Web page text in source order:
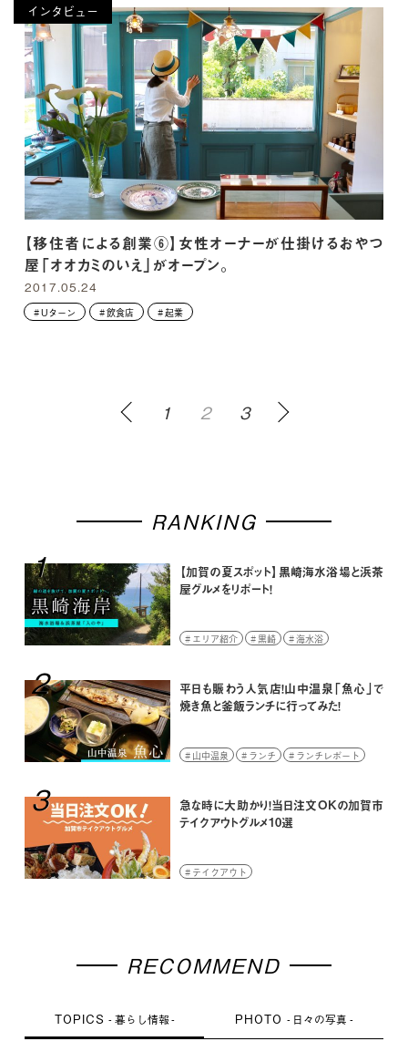
【移住者による創業⑥】女性オーナーが仕掛けるおやつ
屋「オオカミのいえ」がオープン。
2017.05.24
Uターン 飲食店 起業
インタビュー
1 2 3
RANKING
【加賀の夏スポット】黒崎海水浴場と浜茶
屋グルメをリポート！
1
エリア紹介 黒崎 海水浴
平日も賑わう人気店！山中温泉「魚心」で
焼き魚と釜飯ランチに行ってみた！
2
山中温泉 ランチ ランチレポート
急な時に大助かり！当日注文OKの加賀市
テイクアウトグルメ10選
3
テイクアウト
RECOMMEND
TOPICS 暮らし情報 PHOTO 日々の写真